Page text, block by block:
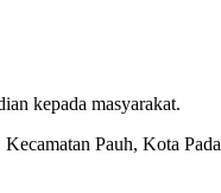
kepada masyarakat.
Pauh, Kota